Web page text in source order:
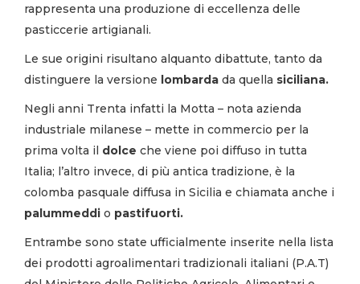
rappresenta una produzione di eccellenza delle
pasticcerie artigianali.
Le sue origini risultano alquanto dibattute, tanto da
distinguere la versione lombarda da quella siciliana.
Negli anni Trenta infatti la Motta – nota azienda
industriale milanese – mette in commercio per la
prima volta il dolce che viene poi diffuso in tutta
Italia; l’altro invece, di più antica tradizione, è la
colomba pasquale diffusa in Sicilia e chiamata anche i
palummeddi o pastifuorti.
Entrambe sono state ufficialmente inserite nella lista
dei prodotti agroalimentari tradizionali italiani (P.A.T)